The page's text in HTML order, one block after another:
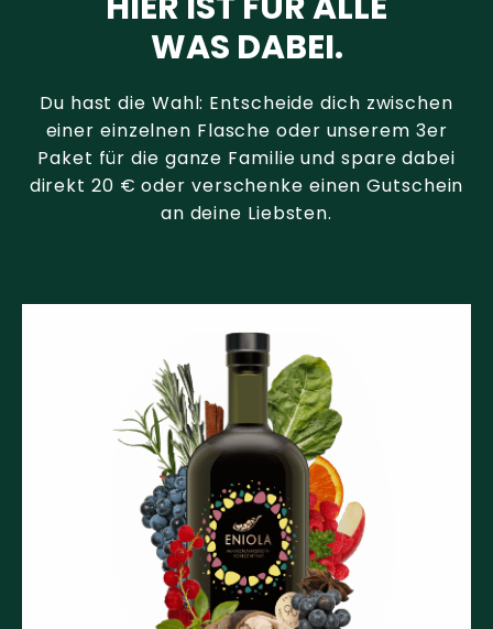
WAS DABEI.
Du hast die Wahl: Entscheide dich zwischen
einer einzelnen Flasche oder unserem 3er
Paket für die ganze Familie und spare dabei
direkt 20 € oder verschenke einen Gutschein
an deine Liebsten.